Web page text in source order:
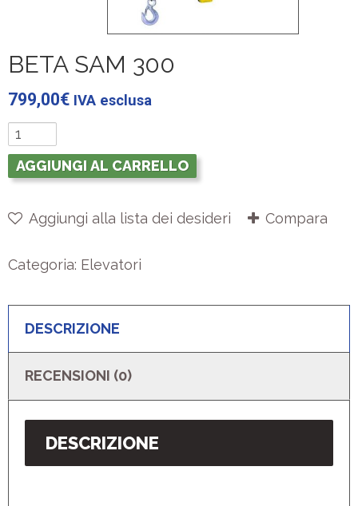
BETA SAM 300
799,00€ IVA esclusa
AGGIUNGI AL CARRELLO
Aggiungi alla lista dei desideri Compara
Categoria: Elevatori
DESCRIZIONE
RECENSIONI (0)
DESCRIZIONE